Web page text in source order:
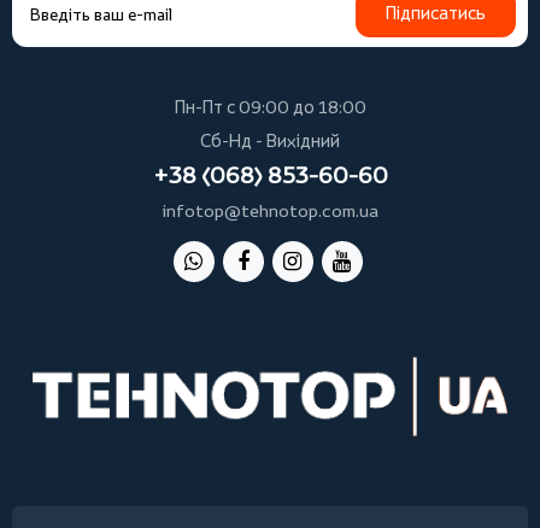
Підписатись
Пн-Пт с 09:00 до 18:00
Сб-Нд - Вихідний
+38 (068) 853-60-60
infotop@tehnotop.com.ua